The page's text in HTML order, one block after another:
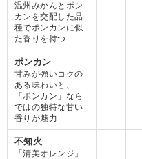
温州みかんとポン
カンを交配した品
種でポンカンに似
た香りを持つ
ポンカン
甘みが強いコクの
ある味わいと、
「ポンカン」なら
ではの独特な甘い
香りが魅力
不知火
「清美オレンジ」